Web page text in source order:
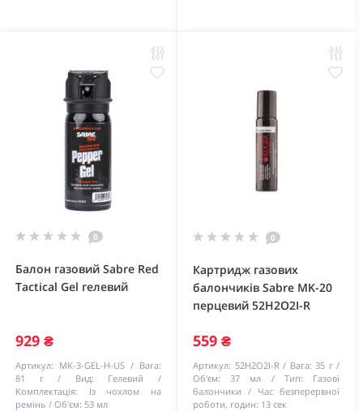
0
Балон газовий Sabre Red
Tactical Gel гелевий
929 ₴
Артикул: MK-3-GEL-H-US
Вага:
81 г
Вид:
Гелевий
Комплектація:
Із чохлом на
ремінь
Об'єм: 53 мл
0
Картридж газових
балончиків Sabre MK-20
перцевий 52H2O2I-R
559 ₴
Артикул: 52H2O2I-R Вага: 35 г
Об'єм:
37 мл Тип:
Газові
балончики
Час безперервної
роботи, годин: 13 сек